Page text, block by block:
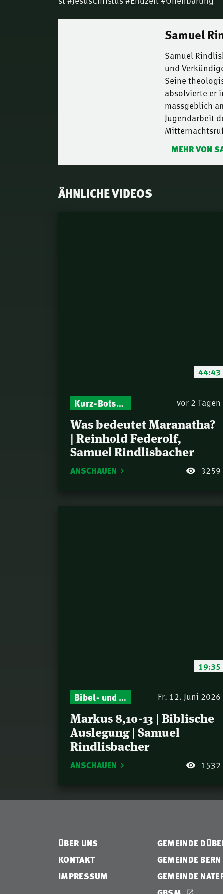
Samuel
Samuel
und
Seine
absolvierte er
massgeblich
Jugendarbeit
MEHR VON
ÄHNLICHE VIDEOS
44:43
Kurz-Botschaften – Biblische Impulse mit Zukunft im Blick vor 2 Tagen
Was bedeutet Maranatha?
| Reinhold Federolf,
Samuel Rindlisbacher
ANSCHAUEN 3259
19:35
Bibel- und Gebetsstunde – Jeden Donnerstag neu: Vers-für-Vers-Auslegungen Fr. 12. Juni 2026
Markus 8,10-13 | Biblische
Auslegung | Samuel
Rindlisbacher
ANSCHAUEN 1532
ÜBER UNS
KONTAKT
IMPRESSUM
GEMEINDE
GEMEINDE BERN
GEMEINDE